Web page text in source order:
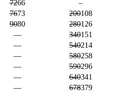
7266
–
7673 200108
9080 280126
— 340151
— 540214
— 580258
— 590296
— 640341
— 678379